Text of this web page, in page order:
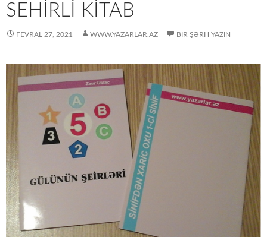
SEHİRLİ KİTAB
FEVRAL 27, 2021 WWW.YAZARLAR.AZ BIR ŞƏRH YAZIN